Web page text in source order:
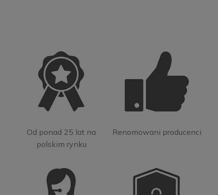
Od ponad 25 lat na
polskim rynku
Renomowani producenci